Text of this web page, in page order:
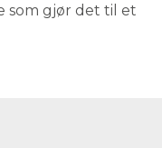
som gjør det til et